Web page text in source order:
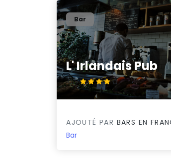
L' Irlandais Pub
4.1/5
Bar
AJOUTÉ PAR BARS EN
Bar